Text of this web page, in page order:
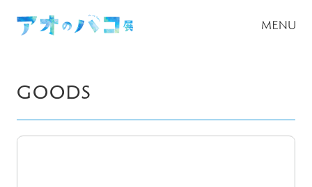
GOODS